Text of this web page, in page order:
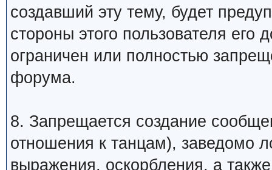
создавший эту тему, будет
стороны этого пользователя
ограничен или полностью
форума.
8. Запрещается создание
отношения к танцам), заведомо
выражения, оскорбления, а